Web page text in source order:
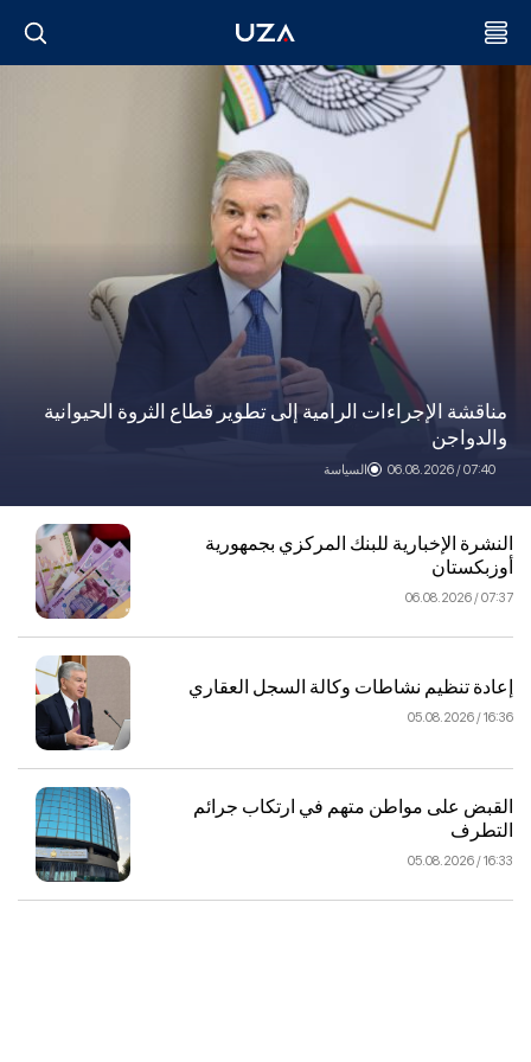
مناقشة الإجراءات الرامية إلى تطوير قطاع الثروة الحيوانية
والدواجن
07:40 / 06.08.2026 السياسة
النشرة الإخبارية للبنك المركزي بجمهورية
أوزبكستان
07:37 / 06.08.2026
إعادة تنظيم نشاطات وكالة السجل العقاري
16:36 / 05.08.2026
القبض على مواطن متهم في ارتكاب جرائم
التطرف
16:33 / 05.08.2026